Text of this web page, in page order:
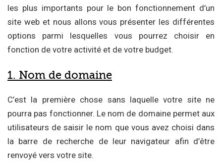
les plus importants pour le bon fonctionnement d’un
site web et nous allons vous présenter les différentes
options parmi lesquelles vous pourrez choisir en
fonction de votre activité et de votre budget.
1. Nom de domaine
C’est la première chose sans laquelle votre site ne
pourra pas fonctionner. Le nom de domaine permet aux
utilisateurs de saisir le nom que vous avez choisi dans
la barre de recherche de leur navigateur afin d’être
renvoyé vers votre site.